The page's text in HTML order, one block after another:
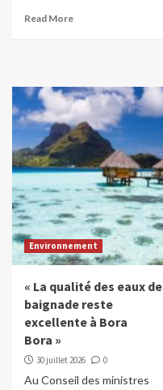
Read More
Environnement
« La qualité des eaux de
baignade reste
excellente à Bora
Bora »
30 juillet 2026 0
Au Conseil des ministres